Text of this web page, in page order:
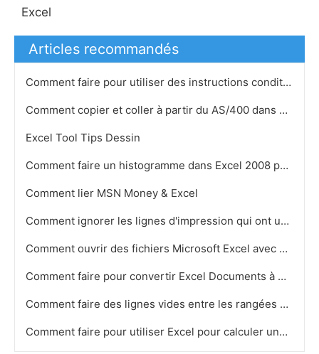
Excel
Articles recommandés
Comment faire pour utiliser des instructions conditionnelles dans Excel
Comment copier et coller à partir du AS/400 dans un tableur Excel
Excel Tool Tips Dessin
Comment faire un histogramme dans Excel 2008 pour Mac
Comment lier MSN Money & Excel
Comment ignorer les lignes d'impression qui ont une valeur de cellule de zéro dans MS Excel 2003
Comment ouvrir des fichiers Microsoft Excel avec Microsoft Works 2002
Comment faire pour convertir Excel Documents à Microsoft Access
Comment faire des lignes vides entre les rangées peuplés dans Excel
Comment faire pour utiliser Excel pour calculer une feuille de synthèse